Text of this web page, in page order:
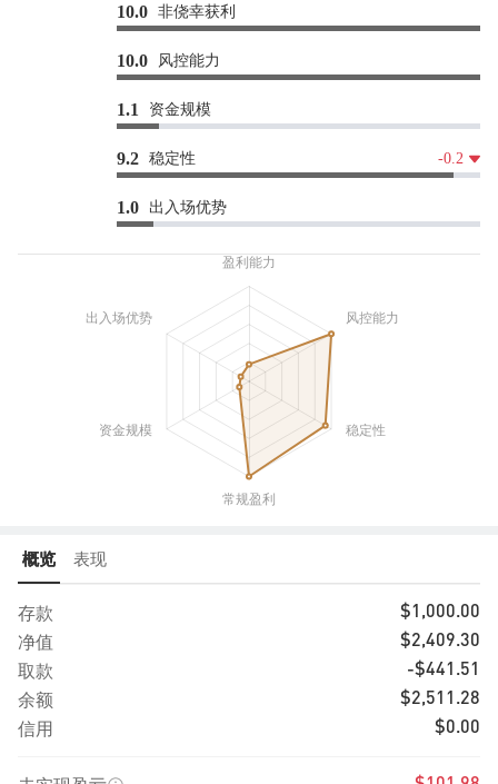
10.0 非侥幸获利
10.0 风控能力
1.1 资金规模
9.2 稳定性 -0.2
1.0 出入场优势
概览 表现
存款 $1,000.00
净值 $2,409.30
取款 -$441.51
余额 $2,511.28
信用 $0.00